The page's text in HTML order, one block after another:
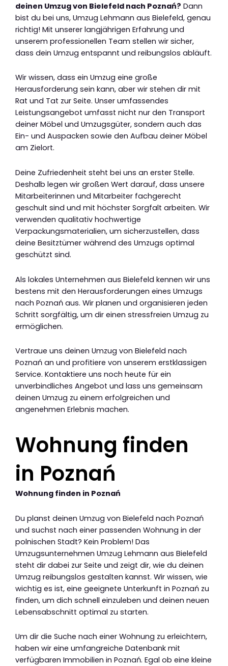
deinen Umzug von Bielefeld nach Poznań? Dann
bist du bei uns, Umzug Lehmann aus Bielefeld, genau
richtig! Mit unserer langjährigen Erfahrung und
unserem professionellen Team stellen wir sicher,
dass dein Umzug entspannt und reibungslos abläuft.
Wir wissen, dass ein Umzug eine große
Herausforderung sein kann, aber wir stehen dir mit
Rat und Tat zur Seite. Unser umfassendes
Leistungsangebot umfasst nicht nur den Transport
deiner Möbel und Umzugsgüter, sondern auch das
Ein- und Auspacken sowie den Aufbau deiner Möbel
am Zielort.
Deine Zufriedenheit steht bei uns an erster Stelle.
Deshalb legen wir großen Wert darauf, dass unsere
Mitarbeiterinnen und Mitarbeiter fachgerecht
geschult sind und mit höchster Sorgfalt arbeiten. Wir
verwenden qualitativ hochwertige
Verpackungsmaterialien, um sicherzustellen, dass
deine Besitztümer während des Umzugs optimal
geschützt sind.
Als lokales Unternehmen aus Bielefeld kennen wir uns
bestens mit den Herausforderungen eines Umzugs
nach Poznań aus. Wir planen und organisieren jeden
Schritt sorgfältig, um dir einen stressfreien Umzug zu
ermöglichen.
Vertraue uns deinen Umzug von Bielefeld nach
Poznań an und profitiere von unserem erstklassigen
Service. Kontaktiere uns noch heute für ein
unverbindliches Angebot und lass uns gemeinsam
deinen Umzug zu einem erfolgreichen und
angenehmen Erlebnis machen.
Wohnung finden
in Poznań
Wohnung finden in Poznań
Du planst deinen Umzug von Bielefeld nach Poznań
und suchst nach einer passenden Wohnung in der
polnischen Stadt? Kein Problem! Das
Umzugsunternehmen Umzug Lehmann aus Bielefeld
steht dir dabei zur Seite und zeigt dir, wie du deinen
Umzug reibungslos gestalten kannst. Wir wissen, wie
wichtig es ist, eine geeignete Unterkunft in Poznań zu
finden, um dich schnell einzuleben und deinen neuen
Lebensabschnitt optimal zu starten.
Um dir die Suche nach einer Wohnung zu erleichtern,
haben wir eine umfangreiche Datenbank mit
verfügbaren Immobilien in Poznań. Egal ob eine kleine